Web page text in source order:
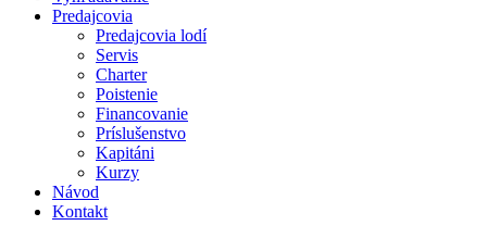
Predajcovia
Predajcovia lodí
Servis
Charter
Poistenie
Financovanie
Príslušenstvo
Kapitáni
Kurzy
Návod
Kontakt